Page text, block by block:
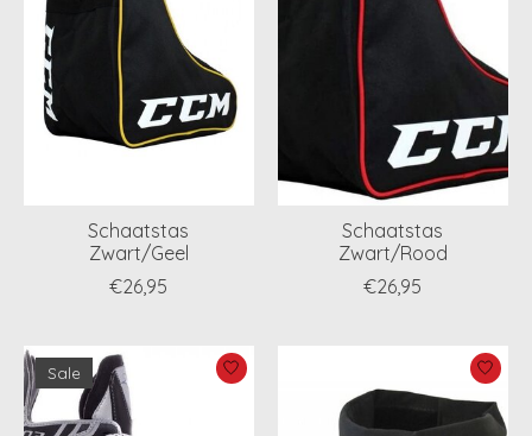
Schaatstas
Zwart/Geel
€26,95
Schaatstas
Zwart/Rood
€26,95
Sale